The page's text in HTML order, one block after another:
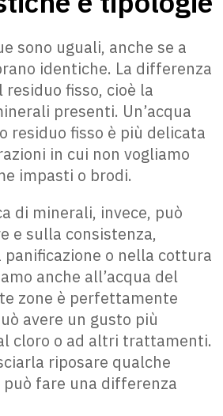
sono uguali, anche se a
identiche. La differenza
fisso, cioè la
presenti. Un’acqua
residuo fisso è più delicata
in cui non vogliamo
impasti o brodi.
di minerali, invece, può
e sulla consistenza,
o nella cottura
anche all’acqua del
zone è perfettamente
avere un gusto più
cloro o ad altri trattamenti.
riposare qualche
fare una differenza